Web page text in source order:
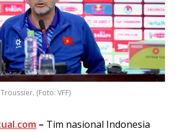
(Foto: VFF)
– Tim nasional Indonesia